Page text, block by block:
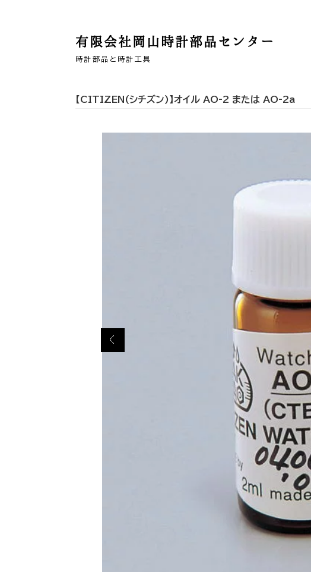
有限会社岡山時計部品センター
時計部品と時計工具
【CITIZEN(シチズン)】オイル AO-2 または AO-2a